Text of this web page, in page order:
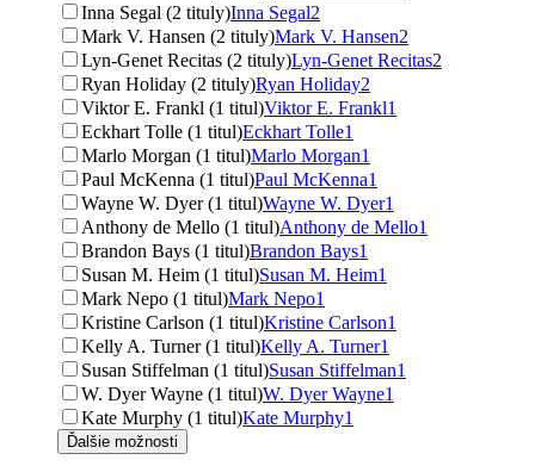
Inna Segal (2 tituly)Inna Segal2
Mark V. Hansen (2 tituly)Mark V. Hansen2
Lyn-Genet Recitas (2 tituly)Lyn-Genet Recitas2
Ryan Holiday (2 tituly)Ryan Holiday2
Viktor E. Frankl (1 titul)Viktor E. Frankl1
Eckhart Tolle (1 titul)Eckhart Tolle1
Marlo Morgan (1 titul)Marlo Morgan1
Paul McKenna (1 titul)Paul McKenna1
Wayne W. Dyer (1 titul)Wayne W. Dyer1
Anthony de Mello (1 titul)Anthony de Mello1
Brandon Bays (1 titul)Brandon Bays1
Susan M. Heim (1 titul)Susan M. Heim1
Mark Nepo (1 titul)Mark Nepo1
Kristine Carlson (1 titul)Kristine Carlson1
Kelly A. Turner (1 titul)Kelly A. Turner1
Susan Stiffelman (1 titul)Susan Stiffelman1
W. Dyer Wayne (1 titul)W. Dyer Wayne1
Kate Murphy (1 titul)Kate Murphy1
Ďalšie možnosti